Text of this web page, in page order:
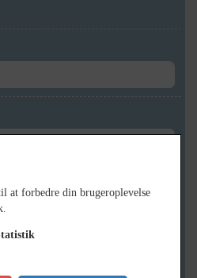
at forbedre din brugeroplevelse